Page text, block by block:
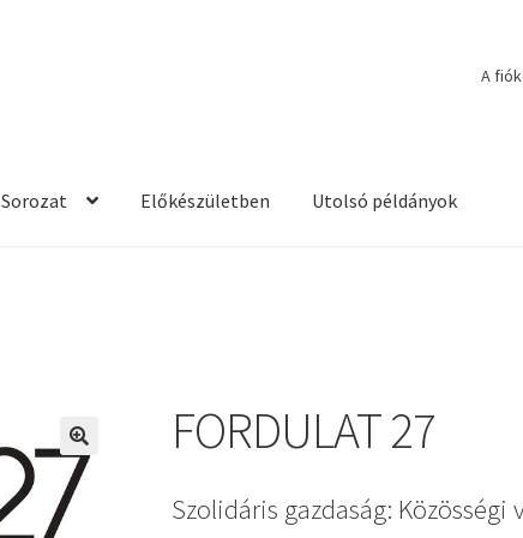
A
Sorozat Előkészületben Utolsó példányok
🔍
FORDULAT 27
Szolidáris gazdaság: Közösségi